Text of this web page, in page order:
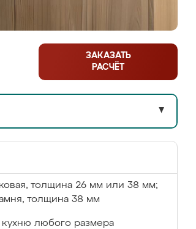
ЗАКАЗАТЬ
РАСЧЁТ
▼
толщина 26 мм или 38 мм;
толщина 38 мм
кухню любого размера